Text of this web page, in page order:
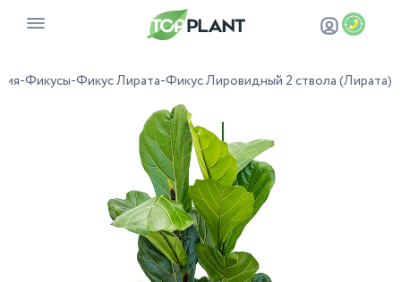
-Фикусы-Фикус Лирата-Фикус Лировидный 2 ствола (Лирата)